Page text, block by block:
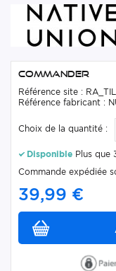
Commander
Référence site :
Référence fabricant :
Choix de la quantité :
Disponible Plus que
Commande expédiée
39,99 €